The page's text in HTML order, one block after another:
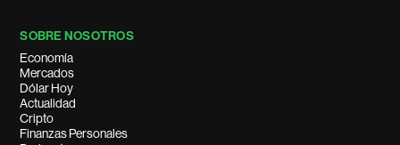
SOBRE NOSOTROS
Economía
Mercados
Dólar Hoy
Actualidad
Cripto
Finanzas Personales